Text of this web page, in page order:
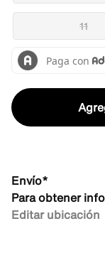
11
Envío*
Para obtener
Editar ubicación